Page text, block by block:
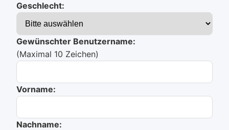
Geschlecht:
Gewünschter Benutzername:
(Maximal 10 Zeichen)
Vorname:
Nachname: